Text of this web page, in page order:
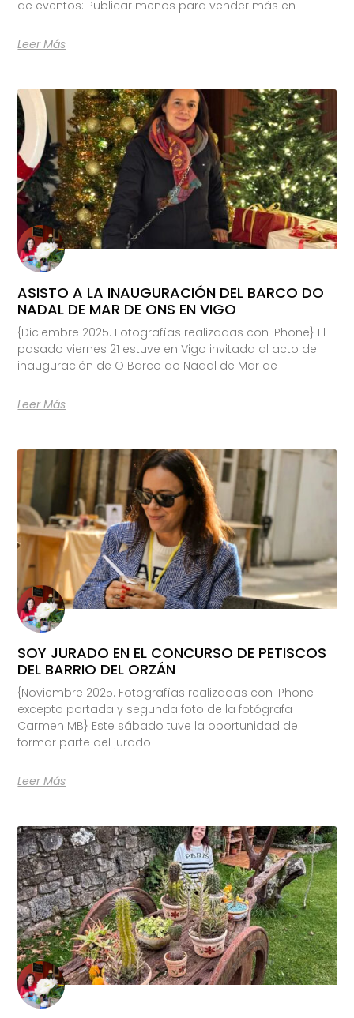
de eventos: Publicar menos para vender más en
Leer Más
ASISTO A LA INAUGURACIÓN DEL BARCO DO
NADAL DE MAR DE ONS EN VIGO
{Diciembre 2025. Fotografías realizadas con iPhone} El
pasado viernes 21 estuve en Vigo invitada al acto de
inauguración de O Barco do Nadal de Mar de
Leer Más
SOY JURADO EN EL CONCURSO DE PETISCOS
DEL BARRIO DEL ORZÁN
{Noviembre 2025. Fotografías realizadas con iPhone
excepto portada y segunda foto de la fotógrafa
Carmen MB} Este sábado tuve la oportunidad de
formar parte del jurado
Leer Más